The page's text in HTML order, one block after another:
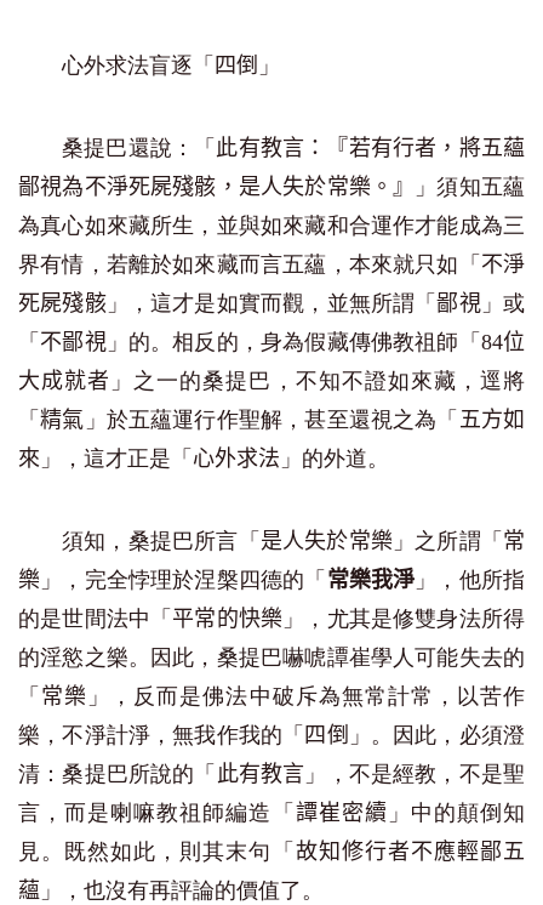
心外求法盲逐「 四倒 」
桑提巴還說：「 此有教言：『若有行者，將五蘊
鄙視為不淨死屍殘骸，是人失於常樂。』
」須知五蘊
為真心如來藏所生，並與如來藏和合運作才能成為三
界有情，若離於如來藏而言五蘊，本來就只如「 不淨
死屍殘骸」，這才是如實而觀，並無所謂「鄙視」或
「 不鄙視」的。相反的，身為假藏傳佛教祖師「 84位
大成就者 」之一的桑提巴，不知不證如來藏，逕將
「精氣 」於五蘊運行作聖解，甚至還視之為「 五方如
來 」，這才正是「 心外求法 」的外道。
須知，桑提巴所言「 是人失於常樂 」之所謂「 常
樂 」，完全悖理於涅槃四德的「 常樂我淨 」，他所指
的是世間法中「 平常的快樂 」，尤其是修雙身法所得
的淫慾之樂。因此，桑提巴嚇唬譚崔學人可能失去的
「 常樂 」，反而是佛法中破斥為無常計常，以苦作
樂，不淨計淨，無我作我的「 四倒 」。因此，必須澄
清：桑提巴所說的「 此有教言 」，不是經教，不是聖
言，而是喇嘛教祖師編造「 譚崔密續 」中的顛倒知
見。既然如此，則其末句「 故知修行者不應輕鄙五
蘊 」，也沒有再評論的價值了。